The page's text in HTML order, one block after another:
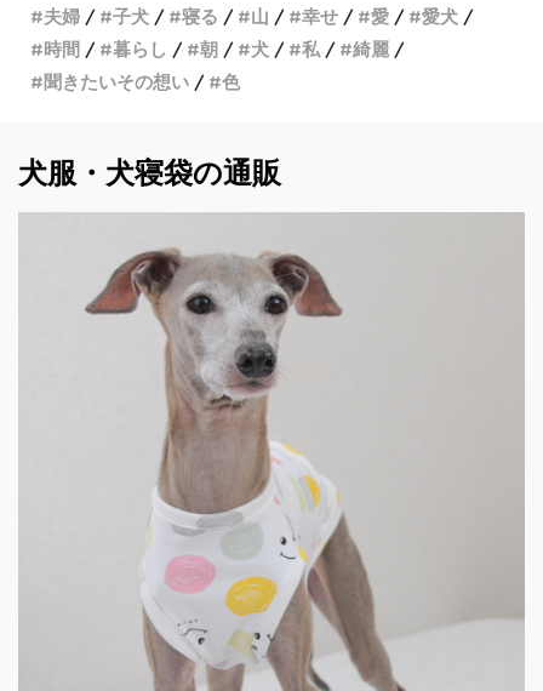
夫婦
子犬 寝る 山 幸せ 愛
愛犬
時間
暮らし 朝 犬 私
綺麗
聞きたいその想い
色
犬服・犬寝袋の通販